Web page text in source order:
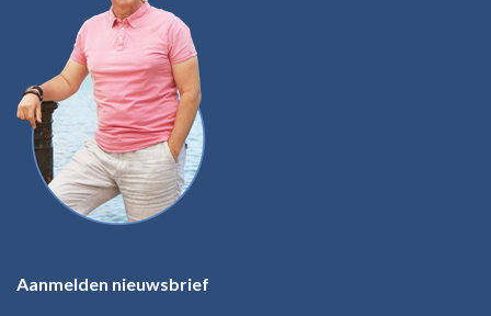
Aanmelden nieuwsbrief